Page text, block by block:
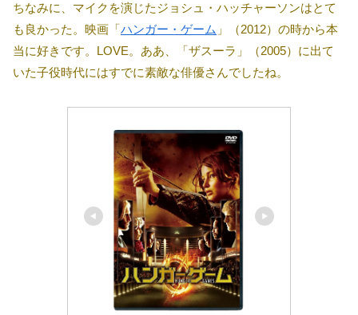
ちなみに、マイクを演じたジョシュ・ハッチャーソンはとて
も良かった。映画「ハンガー・ゲーム 」（2012）の時から本
当に好きです。LOVE。ああ、「ザスーラ」（2005）に出て
いた子役時代にはすでに素敵な俳優さんでしたね。